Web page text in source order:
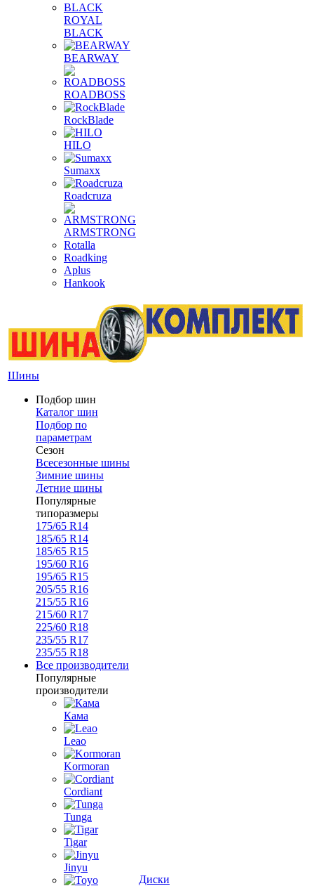
ROYAL
BLACK
BEARWAY
ROADBOSS
RockBlade
HILO
Sumaxx
Roadcruza
ARMSTRONG
Rotalla
Roadking
Aplus
Hankook
Шины
Подбор шин
Каталог шин
Подбор по
параметрам
Сезон
Всесезонные шины
Зимние шины
Летние шины
Популярные
типоразмеры
175/65 R14
185/65 R14
185/65 R15
195/60 R16
195/65 R15
205/55 R16
215/55 R16
215/60 R17
225/60 R18
235/55 R17
235/55 R18
Все производители
Популярные
производители
Кама
Leao
Kormoran
Cordiant
Tunga
Tigar
Jinyu
Диски